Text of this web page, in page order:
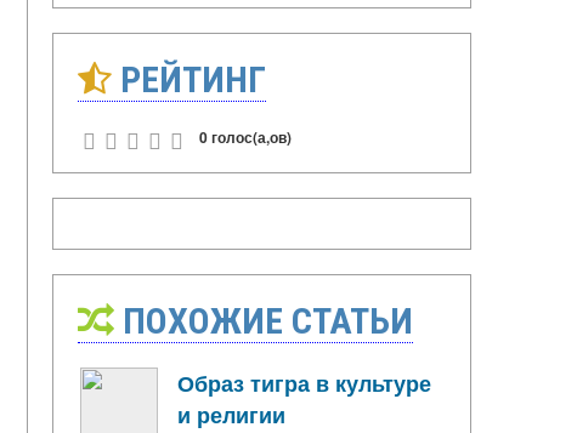
РЕЙТИНГ
0 голос(а,ов)
ПОХОЖИЕ СТАТЬИ
Образ тигра в культуре
и религии